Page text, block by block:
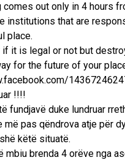
comes out only in 4 hours
institutions that are
place.
if it is legal or not but
for the future of your
!!!!
fundjavë duke lundruar
më pas qëndrova atje për
këtë situatë.
mbiu brenda 4 orëve nga